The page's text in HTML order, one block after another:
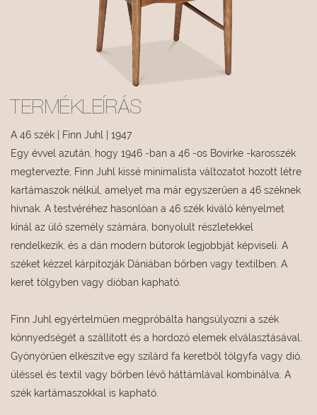
TERMÉKLEÍRÁS
A 46 szék | Finn Juhl | 1947
Egy évvel azután, hogy 1946 -ban a 46 -os Bovirke -karosszék
megtervezte, Finn Juhl kissé minimalista változatot hozott létre
kartámaszok nélkül, amelyet ma már egyszerűen a 46 széknek
hívnak. A testvéréhez hasonlóan a 46 szék kiváló kényelmet
kínál az ülő személy számára, bonyolult részletekkel
rendelkezik, és a dán modern bútorok legjobbját képviseli. A
széket kézzel kárpitozják Dániában bőrben vagy textilben. A
keret tölgyben vagy dióban kapható.
Finn Juhl egyértelműen megpróbálta hangsúlyozni a szék
könnyedségét a szállított és a hordozó elemek elválasztásával.
Gyönyörűen elkészítve egy szilárd fa keretből tölgyfa vagy dió,
üléssel és textil vagy bőrben lévő háttámlával kombinálva. A
szék kartámaszokkal is kapható.